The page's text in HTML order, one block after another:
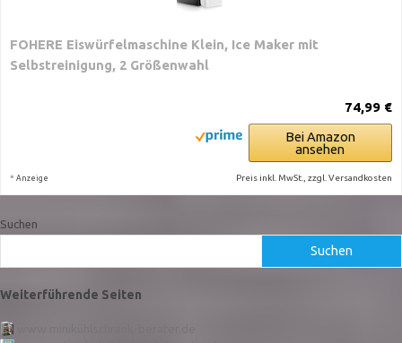
FOHERE Eiswürfelmaschine Klein, Ice Maker mit
Selbstreinigung, 2 Größenwahl
74,99 €
Bei Amazon
ansehen
* Anzeige Preis inkl. MwSt., zzgl. Versandkosten
Suchen
Suchen
Weiterführende Seiten